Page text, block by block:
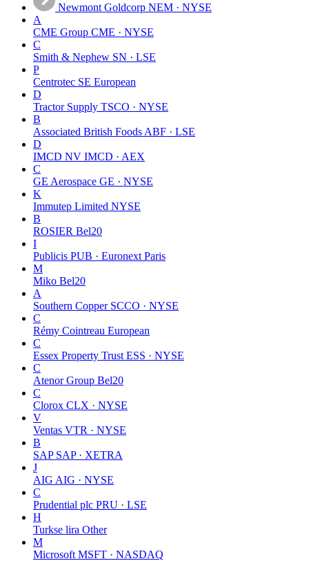
Newmont Goldcorp NEM · NYSE
A
CME Group CME · NYSE
C
Smith & Nephew SN · LSE
P
Centrotec SE European
D
Tractor Supply TSCO · NYSE
B
Associated British Foods ABF · LSE
D
IMCD NV IMCD · AEX
C
GE Aerospace GE · NYSE
K
Immutep Limited NYSE
B
ROSIER Bel20
I
Publicis PUB · Euronext Paris
M
Miko Bel20
A
Southern Copper SCCO · NYSE
C
Rémy Cointreau European
C
Essex Property Trust ESS · NYSE
C
Atenor Group Bel20
C
Clorox CLX · NYSE
V
Ventas VTR · NYSE
B
SAP SAP · XETRA
J
AIG AIG · NYSE
C
Prudential plc PRU · LSE
H
Turkse lira Other
M
Microsoft MSFT · NASDAQ